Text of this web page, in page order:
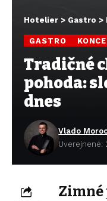
Hotelier > Gastro >
GASTRO
Tradičné
pohoda:
dnes
Vlado
Uverejnené: